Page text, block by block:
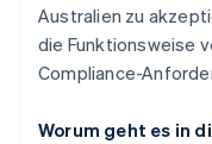
Australien zu
die Funktionsweise
Compliance-
Worum geht es in